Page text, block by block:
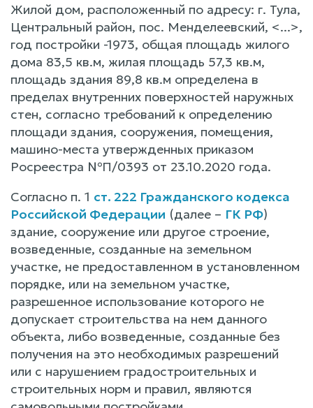
Жилой дом, расположенный по адресу: г. Тула,
Центральный район, пос. Менделеевский, <...>,
год постройки -1973, общая площадь жилого
дома 83,5 кв.м, жилая площадь 57,3 кв.м,
площадь здания 89,8 кв.м определена в
пределах внутренних поверхностей наружных
стен, согласно требований к определению
площади здания, сооружения, помещения,
машино-места утвержденных приказом
Росреестра №П/0393 от 23.10.2020 года.
Согласно п. 1 ст. 222 Гражданского кодекса
Российской Федерации (далее – ГК РФ)
здание, сооружение или другое строение,
возведенные, созданные на земельном
участке, не предоставленном в установленном
порядке, или на земельном участке,
разрешенное использование которого не
допускает строительства на нем данного
объекта, либо возведенные, созданные без
получения на это необходимых разрешений
или с нарушением градостроительных и
строительных норм и правил, являются